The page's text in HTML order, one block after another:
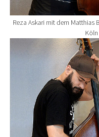
Reza Askari mit dem Matthias
Show larger version for: